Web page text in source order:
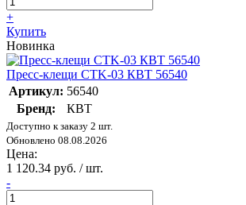
+
Купить
Новинка
Пресс-клещи CTK-03 КВТ 56540
Артикул: 56540
Бренд:
КВТ
Доступно к заказу 2 шт.
Обновлено 08.08.2026
Цена:
1 120.34 руб. / шт.
-